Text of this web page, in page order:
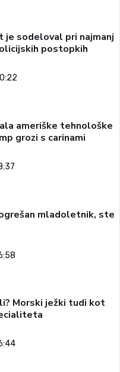
je sodeloval pri najmanj
postopkih
ameriške tehnološke
grozi s carinami
mladoletnik, ste
Morski ježki tudi kot